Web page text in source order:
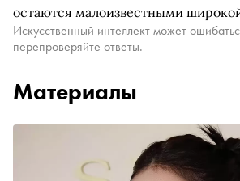
остаются малоизвестными
Искусственный интеллект может
перепроверяйте ответы.
Материалы